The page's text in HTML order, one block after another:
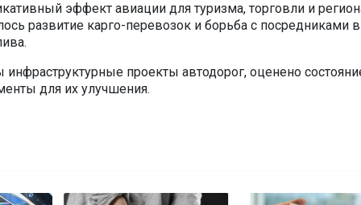
эффект авиации для туризма, торговли и
развитие карго-перевозок и борьба с посредниками в
проекты автодорог, оценено
для их улучшения.